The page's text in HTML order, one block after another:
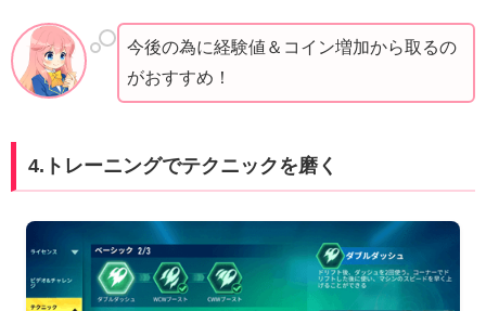
今後の為に経験値＆コイン増加から取るの
がおすすめ！
4.トレーニングでテクニックを磨く